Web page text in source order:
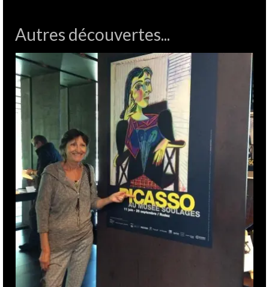
Autres découvertes...